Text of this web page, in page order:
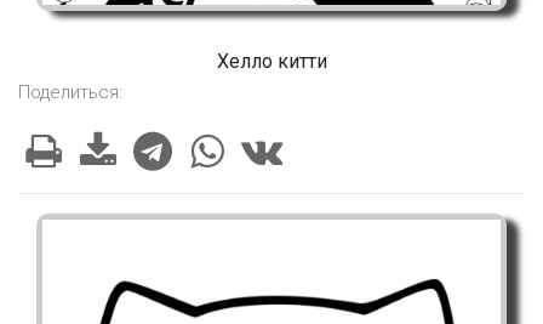
Хелло китти
Поделиться: